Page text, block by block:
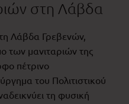
στη Λάβδα
Λάβδα Γρεβενών,
των μανιταριών της
πέτρινο
του Πολιτιστικού
τη φυσική